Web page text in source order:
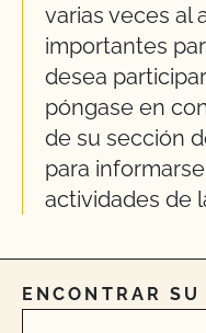
varias veces al
importantes
desea
póngase en
de su sección
para
actividades de
ENCONTRAR